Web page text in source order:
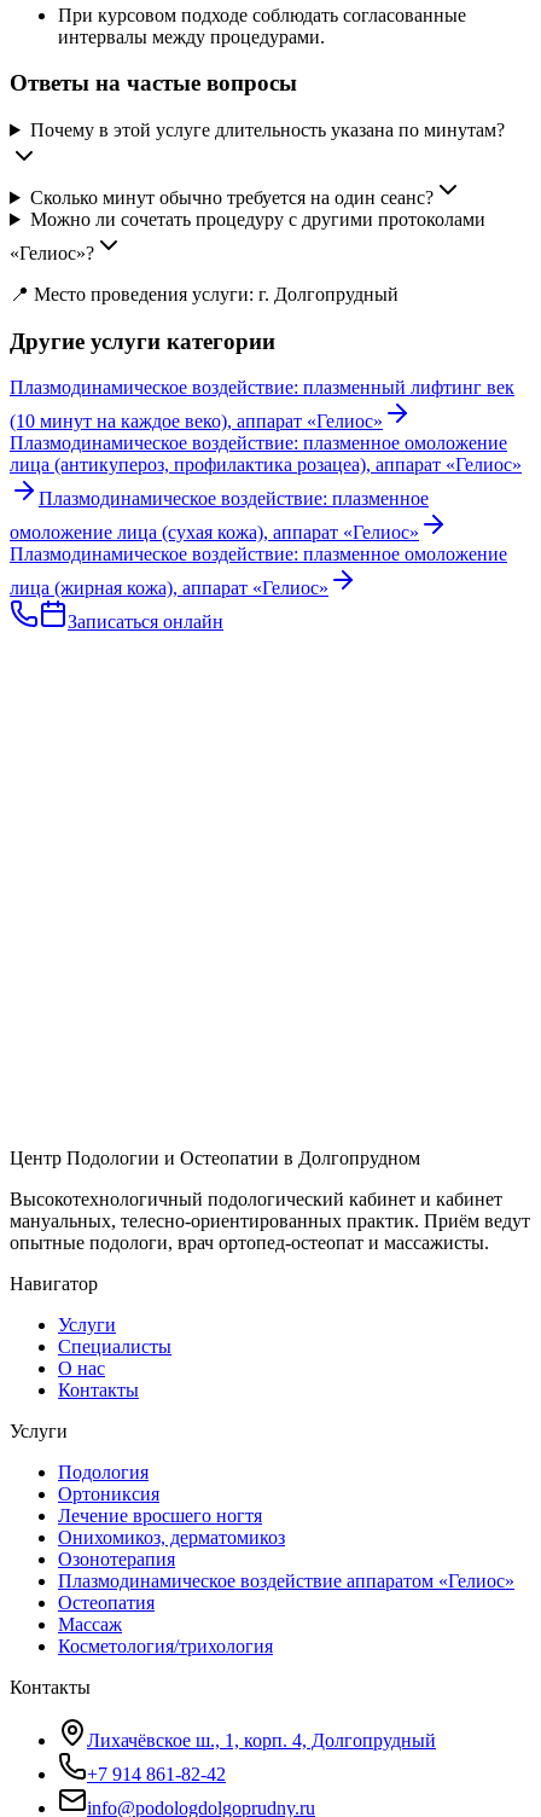
При курсовом подходе соблюдать согласованные
интервалы между процедурами.
Ответы на частые вопросы
Почему в этой услуге длительность указана по минутам?
Сколько минут обычно требуется на один сеанс?
Можно ли сочетать процедуру с другими протоколами
«Гелиос»?
📍 Место проведения услуги: г. Долгопрудный
Другие услуги категории
Плазмодинамическое воздействие: плазменный лифтинг век
(10 минут на каждое веко), аппарат «Гелиос»
Плазмодинамическое воздействие: плазменное омоложение
лица (антикупероз, профилактика розацеа), аппарат «Гелиос»
Плазмодинамическое воздействие: плазменное
омоложение лица (сухая кожа), аппарат «Гелиос»
Плазмодинамическое воздействие: плазменное омоложение
лица (жирная кожа), аппарат «Гелиос»
Записаться онлайн
Центр Подологии и Остеопатии в Долгопрудном
Высокотехнологичный подологический кабинет и кабинет
мануальных, телесно-ориентированных практик. Приём ведут
опытные подологи, врач ортопед-остеопат и массажисты.
Навигатор
Услуги
Специалисты
О нас
Контакты
Услуги
Подология
Ортониксия
Лечение вросшего ногтя
Онихомикоз, дерматомикоз
Озонотерапия
Плазмодинамическое воздействие аппаратом «Гелиос»
Остеопатия
Массаж
Косметология/трихология
Контакты
Лихачёвское ш., 1, корп. 4, Долгопрудный
+7 914 861-82-42
info@podologdolgoprudny.ru